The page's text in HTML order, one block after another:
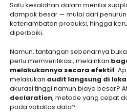
Satu kesalahan dalam menilai
dampak besar — mulai dari
keterlambatan produksi, hingga
diperbaiki.
Namun, tantangan sebenarnya
perlu memverifikasi, melainkan
melakukannya secara efektif.
melakukan audit langsung di
akurasi tinggi namun biaya besar?
declaration, metode yang cepat
pada validitas data?